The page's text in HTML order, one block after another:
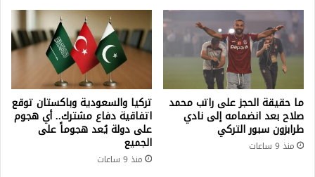
ما حقيقة الحجز على راتب محمد
صلاح بعد انضمامه إلى نادي
طرابزون سبور التركي
منذ 9 ساعات
تركيا والسعودية وباكستان توقع
اتفاقية دفاع مشترك.. أي هجوم
على دولة يُعد هجوماً على
الجميع
منذ 9 ساعات